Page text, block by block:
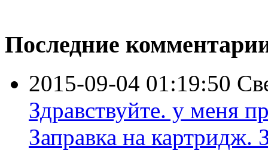
Последние
2015-09-04 01:19:50
Здравствуйте. у меня
Заправка на картридж.